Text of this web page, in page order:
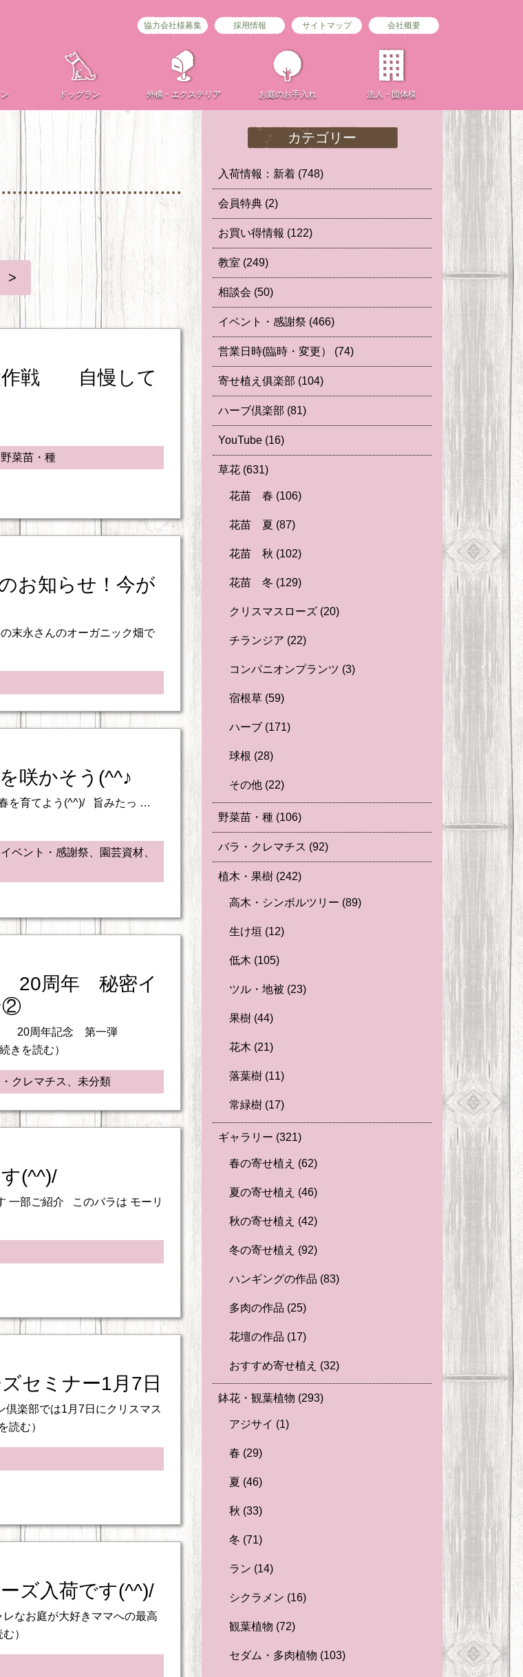
ドッグラン 外構・ エクステリア お庭のお手入れ 法人・団体様
協力会社様募集 採用情報 サイトマップ 会社概要
>
作戦 自慢して
菜苗・種
お知らせ！今が
末永さんのオーガニック畑で
咲かそう(^^♪
を育てよう(^^)/ 旨みたっ …
ベント・感謝祭、園芸資材、
20周年 秘密イ
②
年記念 第一弾
む）
クレマチス、未分類
(^^)/
一部ご紹介 このバラは モーリ
セミナー1月7日
倶楽部では1月7日にクリスマス
読む）
ズ入荷です(^^)/
なお庭が大好きママへの最高
）
カテゴリー
入荷情報：新着 (748)
会員特典 (2)
お買い得情報 (122)
教室 (249)
相談会 (50)
イベント・感謝祭 (466)
営業日時(臨時・変更） (74)
寄せ植え俱楽部 (104)
ハーブ倶楽部 (81)
YouTube (16)
草花 (631)
花苗 春 (106)
花苗 夏 (87)
花苗 秋 (102)
花苗 冬 (129)
クリスマスローズ (20)
チランジア (22)
コンパニオンプランツ (3)
宿根草 (59)
ハーブ (171)
球根 (28)
その他 (22)
野菜苗・種 (106)
バラ・クレマチス (92)
植木・果樹 (242)
高木・シンボルツリー (89)
生け垣 (12)
低木 (105)
ツル・地被 (23)
果樹 (44)
花木 (21)
落葉樹 (11)
常緑樹 (17)
ギャラリー (321)
春の寄せ植え (62)
夏の寄せ植え (46)
秋の寄せ植え (42)
冬の寄せ植え (92)
ハンギングの作品 (83)
多肉の作品 (25)
花壇の作品 (17)
おすすめ寄せ植え (32)
鉢花・観葉植物 (293)
アジサイ (1)
春 (29)
夏 (46)
秋 (33)
冬 (71)
ラン (14)
シクラメン (16)
観葉植物 (72)
セダム・多肉植物 (103)